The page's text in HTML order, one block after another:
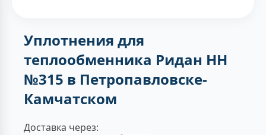
Уплотнения для
теплообменника Ридан НН
№315 в Петропавловске-
Камчатском
Доставка через: